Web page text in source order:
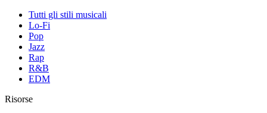
Tutti gli stili musicali
Lo-Fi
Pop
Jazz
Rap
R&B
EDM
Risorse